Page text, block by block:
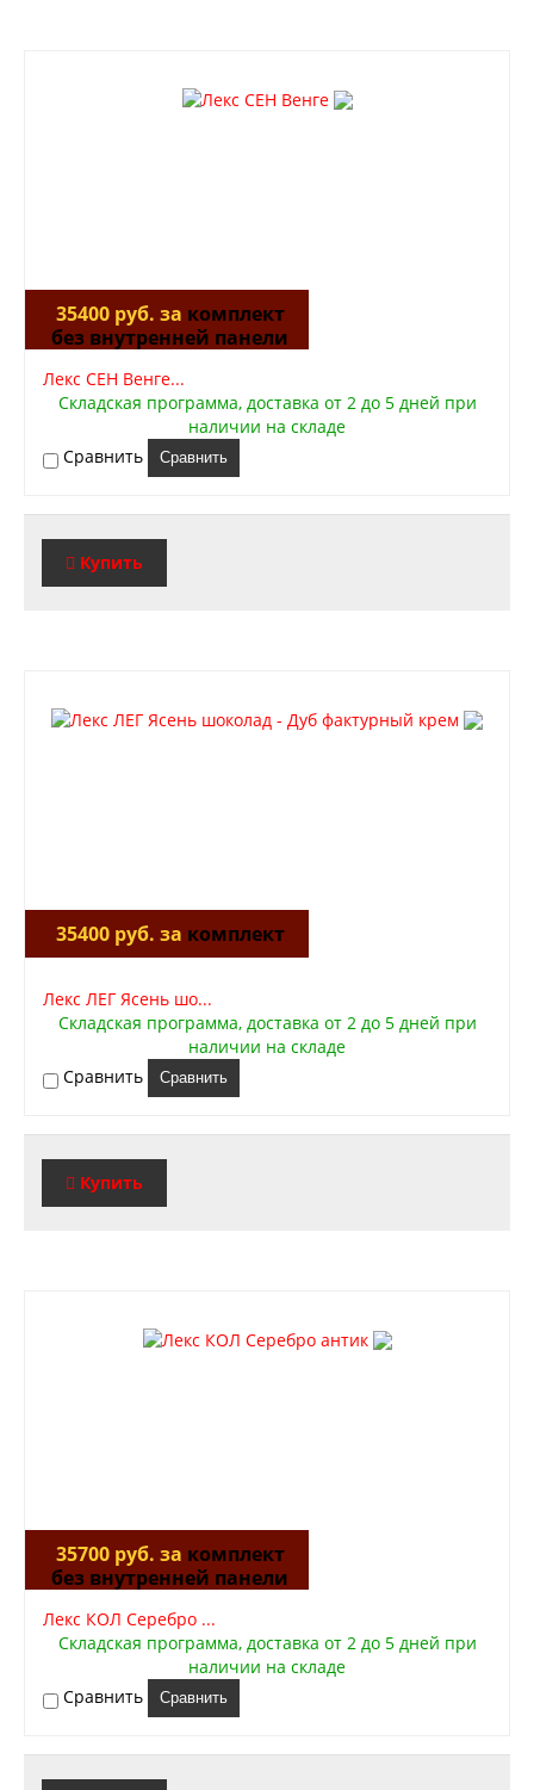
35400 руб. за комплект
без внутренней панели
Лекс СЕН Венге...
Складская программа, доставка от 2 до 5 дней при
наличии на складе
Сравнить
Сравнить
Купить
35400 руб. за комплект
Лекс ЛЕГ Ясень шо...
Складская программа, доставка от 2 до 5 дней при
наличии на складе
Сравнить
Сравнить
Купить
35700 руб. за комплект
без внутренней панели
Лекс КОЛ Серебро ...
Складская программа, доставка от 2 до 5 дней при
наличии на складе
Сравнить
Сравнить